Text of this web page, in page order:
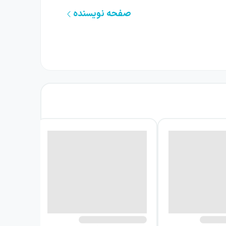
امین‌پور به‌تدریج در ذهن و روح خواننده
عاشقانه‌هایی روان که از طبع لطیف و
با نسل‌های مختلف خوانندگان ارتباط برقرار
صفحه نویسنده